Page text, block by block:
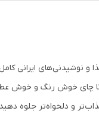
و نوشیدنی‌های ایرانی
چای خوش رنگ و خوش عطر
و دلخواه‌تر جلوه